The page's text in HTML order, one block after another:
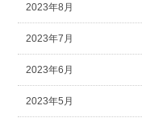
2023年8月
2023年7月
2023年6月
2023年5月